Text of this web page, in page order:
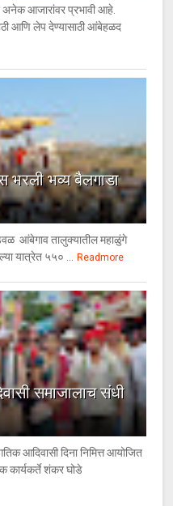
अनेक आजारांवर प्रभावी आहे.
आणि लेप देण्यासाठी आंबेहळद
भरली भव्य बैलगाडा
आंबेगाव तालुक्यातील महाळुंगे
यात्रेत ५५० ... Readmore
समाजालाच संधी
आदिवासी दिना निमित्त आयोजित
कार्यकर्ते शंकर घोडे